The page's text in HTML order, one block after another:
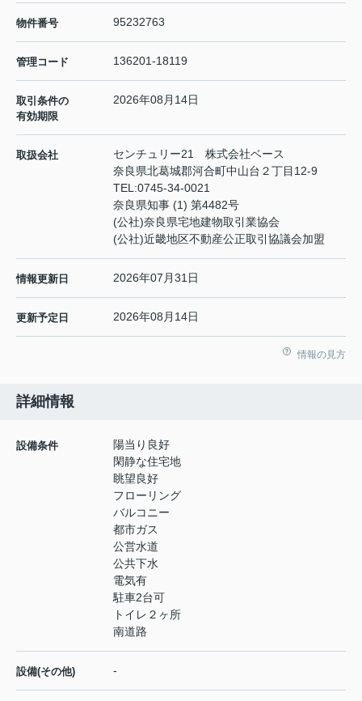
物件番号 95232763
管理コード 136201-18119
取引条件の
有効期限
2026年08月14日
取扱会社
センチュリー21 株式会社ベース
奈良県北葛城郡河合町中山台２丁目12-9
TEL:0745-34-0021
奈良県知事 (1) 第4482号
(公社)奈良県宅地建物取引業協会
(公社)近畿地区不動産公正取引協議会加盟
情報更新日 2026年07月31日
更新予定日 2026年08月14日
情報の見方
詳細情報
設備条件
陽当り良好
閑静な住宅地
眺望良好
フローリング
バルコニー
都市ガス
公営水道
公共下水
電気有
駐車2台可
トイレ２ヶ所
南道路
設備(その他) -